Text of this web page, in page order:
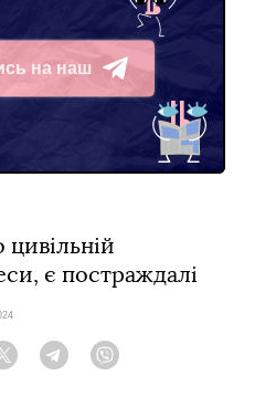
на наш
є постраждалі
Twitter Telegram